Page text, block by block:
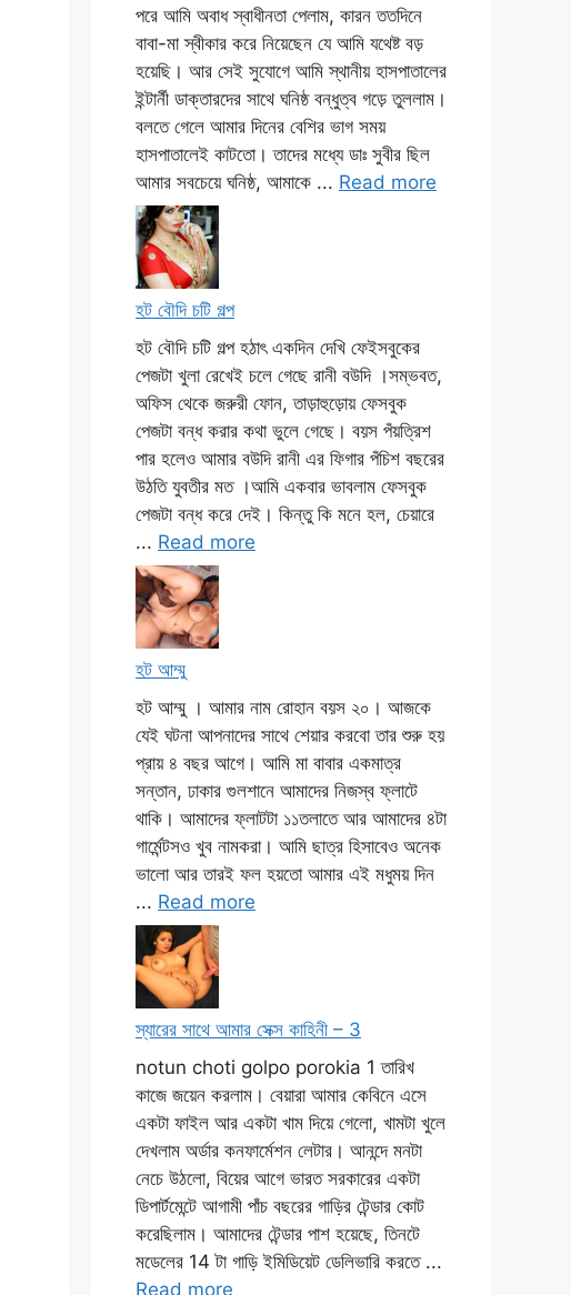
পরে আমি অবাধ স্বাধীনতা পেলাম, কারন ততদিনে
বাবা-মা স্বীকার করে নিয়েছেন যে আমি যথেষ্ট বড়
হয়েছি। আর সেই সুযোগে আমি স্থানীয় হাসপাতালের
ইন্টার্নী ডাক্তারদের সাথে ঘনিষ্ঠ বন্ধুত্ব গড়ে তুললাম।
বলতে গেলে আমার দিনের বেশির ভাগ সময়
হাসপাতালেই কাটতো। তাদের মধ্যে ডাঃ সুবীর ছিল
আমার সবচেয়ে ঘনিষ্ঠ, আমাকে ... Read more
হট বৌদি চটি গল্প
হট বৌদি চটি গল্প হঠাৎ একদিন দেখি ফেইসবুকের
পেজটা খুলা রেখেই চলে গেছে রানী বউদি ।সম্ভবত,
অফিস থেকে জরুরী ফোন, তাড়াহুড়োয় ফেসবুক
পেজটা বন্ধ করার কথা ভুলে গেছে। বয়স পঁয়ত্রিশ
পার হলেও আমার বউদি রানী এর ফিগার পঁচিশ বছরের
উঠতি যুবতীর মত ।আমি একবার ভাবলাম ফেসবুক
পেজটা বন্ধ করে দেই। কিন্তু কি মনে হল, চেয়ারে
... Read more
হট আম্মু
হট আম্মু । আমার নাম রোহান বয়স ২০। আজকে
যেই ঘটনা আপনাদের সাথে শেয়ার করবো তার শুরু হয়
প্রায় ৪ বছর আগে। আমি মা বাবার একমাত্র
সন্তান, ঢাকার গুলশানে আমাদের নিজস্ব ফ্লাটে
থাকি। আমাদের ফ্লাটটা ১১তলাতে আর আমাদের ৪টা
গার্মেন্টসও খুব নামকরা। আমি ছাত্র হিসাবেও অনেক
ভালো আর তারই ফল হয়তো আমার এই মধুময় দিন
... Read more
স্যারের সাথে আমার সেক্স কাহিনী – 3
notun choti golpo porokia 1 তারিখ
কাজে জয়েন করলাম। বেয়ারা আমার কেবিনে এসে
একটা ফাইল আর একটা খাম দিয়ে গেলো, খামটা খুলে
দেখলাম অর্ডার কনফার্মেশন লেটার। আনন্দে মনটা
নেচে উঠলো, বিয়ের আগে ভারত সরকারের একটা
ডিপার্টমেন্টে আগামী পাঁচ বছরের গাড়ির টেন্ডার কোট
করেছিলাম। আমাদের টেন্ডার পাশ হয়েছে, তিনটে
মডেলের 14 টা গাড়ি ইমিডিয়েট ডেলিভারি করতে ...
Read more